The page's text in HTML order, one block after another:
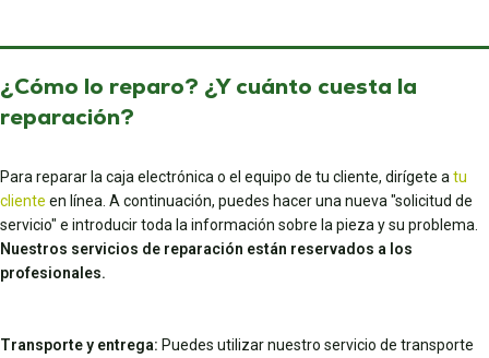
¿Cómo lo reparo? ¿Y cuánto cuesta la
reparación?
Para reparar la caja electrónica o el equipo de tu cliente, dirígete a tu
cliente en línea. A continuación, puedes hacer una nueva "solicitud de
servicio" e introducir toda la información sobre la pieza y su problema.
Nuestros servicios de reparación están reservados a los
profesionales.
Transporte y entrega: Puedes utilizar nuestro servicio de transporte